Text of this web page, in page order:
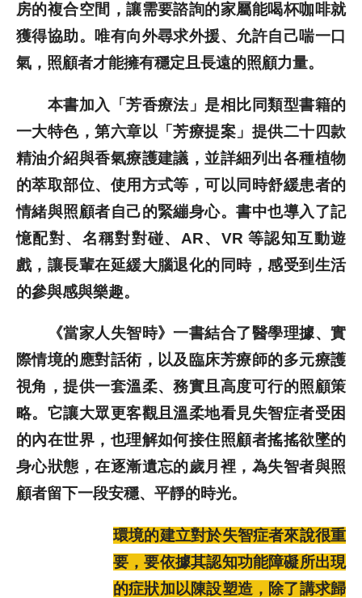
房的複合空間，讓需要諮詢的家屬能喝杯咖啡就
獲得協助。唯有向外尋求外援、允許自己喘一口
氣，照顧者才能擁有穩定且長遠的照顧力量。
本書加入「芳香療法」是相比同類型書籍的
一大特色，第六章以「芳療提案」提供二十四款
精油介紹與香氣療護建議，並詳細列出各種植物
的萃取部位、使用方式等，可以同時舒緩患者的
情緒與照顧者自己的緊繃身心。書中也導入了記
憶配對、名稱對對碰、AR、VR 等認知互動遊
戲，讓長輩在延緩大腦退化的同時，感受到生活
的參與感與樂趣。
《當家人失智時》一書結合了醫學理據、實
際情境的應對話術，以及臨床芳療師的多元療護
視角，提供一套溫柔、務實且高度可行的照顧策
略。它讓大眾更客觀且溫柔地看見失智症者受困
的內在世界，也理解如何接住照顧者搖搖欲墜的
身心狀態，在逐漸遺忘的歲月裡，為失智者與照
顧者留下一段安穩、平靜的時光。
環境的建立對於失智症者來說很重
要，要依據其認知功能障礙所出現
的症狀加以陳設塑造，除了講求歸